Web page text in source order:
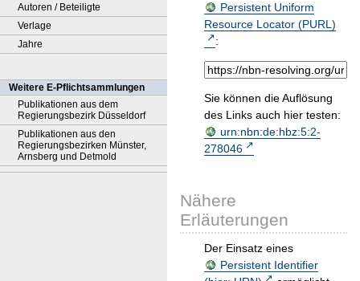
Autoren / Beteiligte
Verlage
Jahre
Weitere E-Pflichtsammlungen
Publikationen aus dem
Regierungsbezirk Düsseldorf
Publikationen aus den
Regierungsbezirken Münster,
Arnsberg und Detmold
Persistent Uniform
Resource Locator (PURL)
:
Sie können die Auflösung
des Links auch hier testen:
urn:nbn:de:hbz:5:2-
278046
Nähere
Erläuterungen
Der Einsatz eines
Persistent Identifier